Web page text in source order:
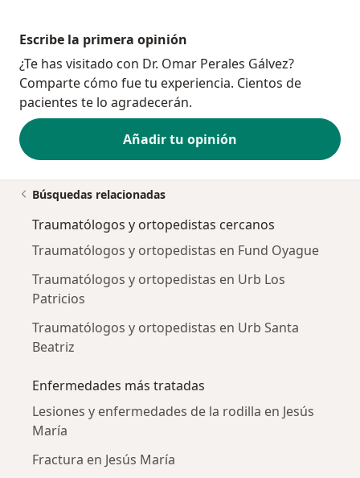
Escribe la primera opinión
¿Te has visitado con Dr. Omar Perales Gálvez?
Comparte cómo fue tu experiencia. Cientos de
pacientes te lo agradecerán.
Añadir tu opinión
Búsquedas relacionadas
Traumatólogos y ortopedistas cercanos
Traumatólogos y ortopedistas en Fund Oyague
Traumatólogos y ortopedistas en Urb Los
Patricios
Traumatólogos y ortopedistas en Urb Santa
Beatriz
Enfermedades más tratadas
Lesiones y enfermedades de la rodilla en Jesús
María
Fractura en Jesús María